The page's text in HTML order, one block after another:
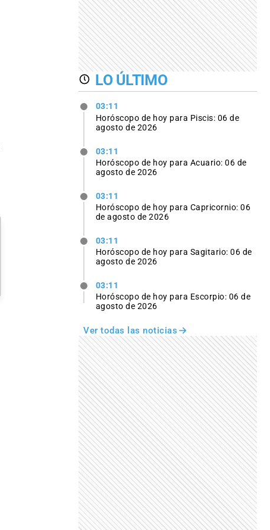
LO ÚLTIMO
03:11
Horóscopo de hoy para Piscis: 06 de
agosto de 2026
03:11
Horóscopo de hoy para Acuario: 06 de
agosto de 2026
03:11
Horóscopo de hoy para Capricornio: 06
de agosto de 2026
03:11
Horóscopo de hoy para Sagitario: 06 de
agosto de 2026
03:11
Horóscopo de hoy para Escorpio: 06 de
agosto de 2026
Ver todas las noticias